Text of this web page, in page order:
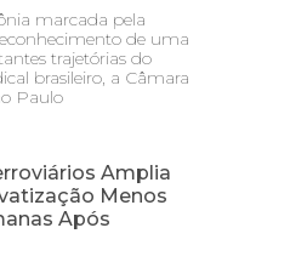
marcada pela
de uma
trajetórias do
brasileiro, a Câmara
Paulo
Amplia
Menos
Após